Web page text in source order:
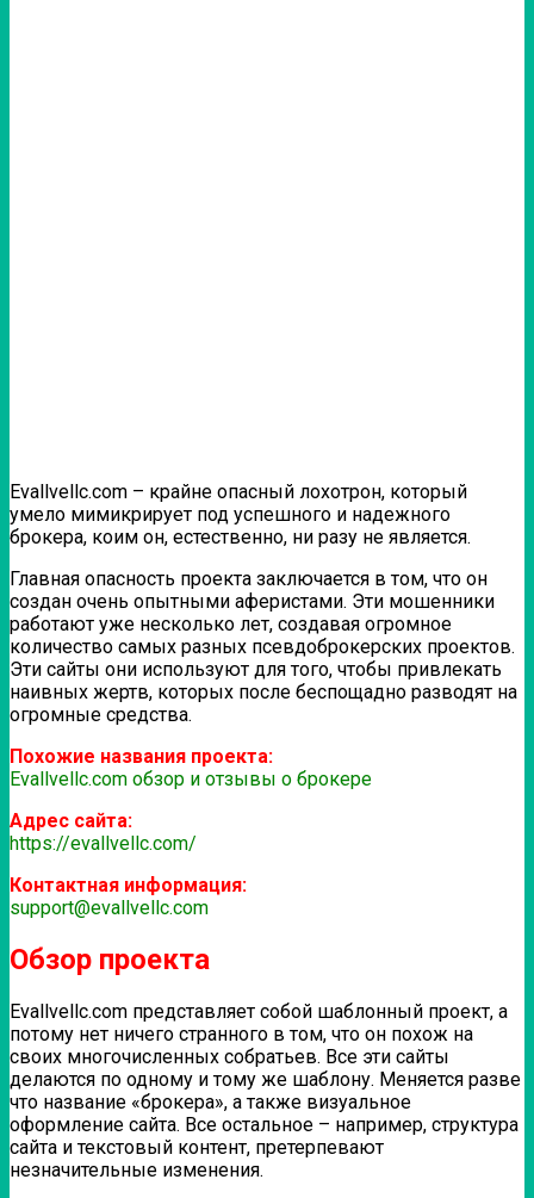
Evallvellc.com – крайне опасный лохотрон, который
умело мимикрирует под успешного и надежного
брокера, коим он, естественно, ни разу не является.
Главная опасность проекта заключается в том, что он
создан очень опытными аферистами. Эти мошенники
работают уже несколько лет, создавая огромное
количество самых разных псевдоброкерских проектов.
Эти сайты они используют для того, чтобы привлекать
наивных жертв, которых после беспощадно разводят на
огромные средства.
Похожие названия проекта:
Evallvellc.com обзор и отзывы о брокере
Адрес сайта:
https://evallvellc.com/
Контактная информация:
support@evallvellc.com
Обзор проекта
Evallvellc.com представляет собой шаблонный проект, а
потому нет ничего странного в том, что он похож на
своих многочисленных собратьев. Все эти сайты
делаются по одному и тому же шаблону. Меняется разве
что название «брокера», а также визуальное
оформление сайта. Все остальное – например, структура
сайта и текстовый контент, претерпевают
незначительные изменения.